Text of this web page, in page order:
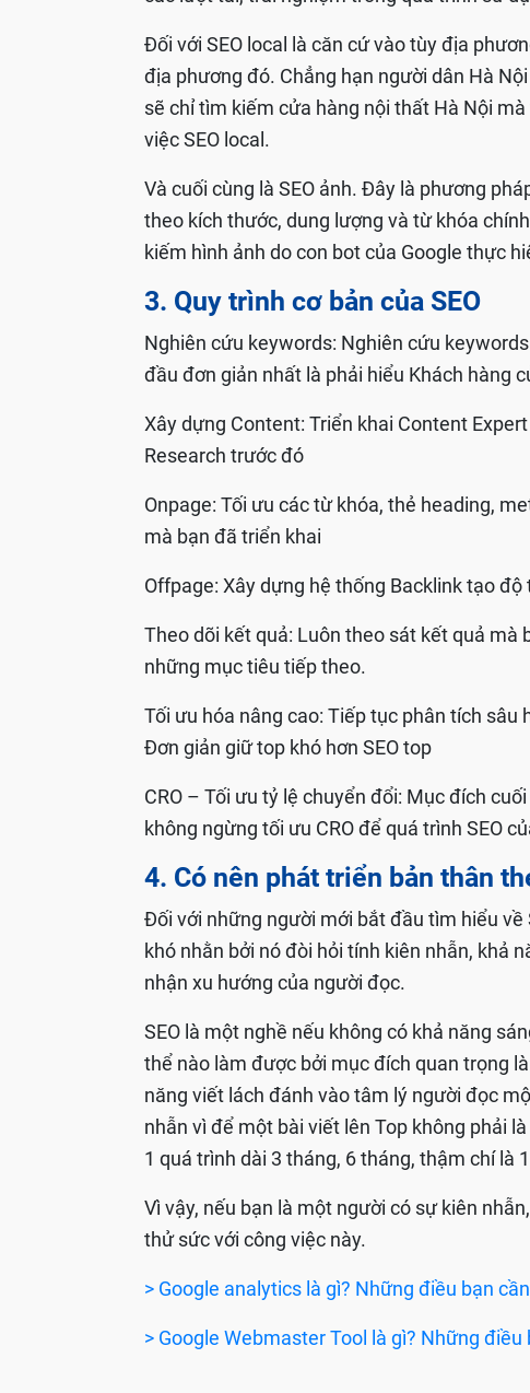
Đối với SEO local là căn cứ vào tùy địa
địa phương đó. Chẳng hạn người dân Hà
sẽ chỉ tìm kiếm cửa hàng nội thất Hà Nội
việc SEO local.
Và cuối cùng là SEO ảnh. Đây là phương
theo kích thước, dung lượng và từ khóa
kiếm hình ảnh do con bot của Google thực
3. Quy trình cơ bản của SEO
Nghiên cứu keywords: Nghiên cứu
đầu đơn giản nhất là phải hiểu Khách hàng
Xây dựng Content: Triển khai Content
Research trước đó
Onpage: Tối ưu các từ khóa, thẻ heading,
mà bạn đã triển khai
Offpage: Xây dựng hệ thống Backlink tạo
Theo dõi kết quả: Luôn theo sát kết quả
những mục tiêu tiếp theo.
Tối ưu hóa nâng cao: Tiếp tục phân tích
Đơn giản giữ top khó hơn SEO top
CRO – Tối ưu tỷ lệ chuyển đổi: Mục đích
không ngừng tối ưu CRO để quá trình SEO
4. Có nên phát triển bản thân
Đối với những người mới bắt đầu tìm hiểu về
khó nhằn bởi nó đòi hỏi tính kiên nhẫn, khả
nhận xu hướng của người đọc.
SEO là một nghề nếu không có khả năng
thể nào làm được bởi mục đích quan trọng
năng viết lách đánh vào tâm lý người đọc
nhẫn vì để một bài viết lên Top không phải
1 quá trình dài 3 tháng, 6 tháng, thậm chí là
Vì vậy, nếu bạn là một người có sự kiên
thử sức với công việc này.
> Google analytics là gì? Những điều bạn
> Google Webmaster Tool là gì? Những